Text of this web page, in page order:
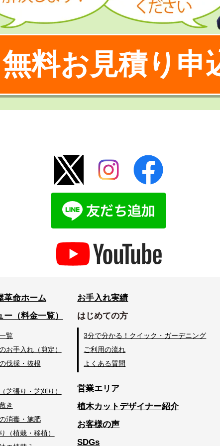
無料お見積り申
革命ホーム
ー（料金一覧）
覧
お手入れ（剪定）
伐採・抜根
芝張り・芝刈り）
き
消毒・施肥
（植栽・移植）
お手入れ実績
はじめての方
3分で分かる！クイック・ガーデニング
ご利用の流れ
よくある質問
営業エリア
植木カットデザイナー紹介
お客様の声
SDGs